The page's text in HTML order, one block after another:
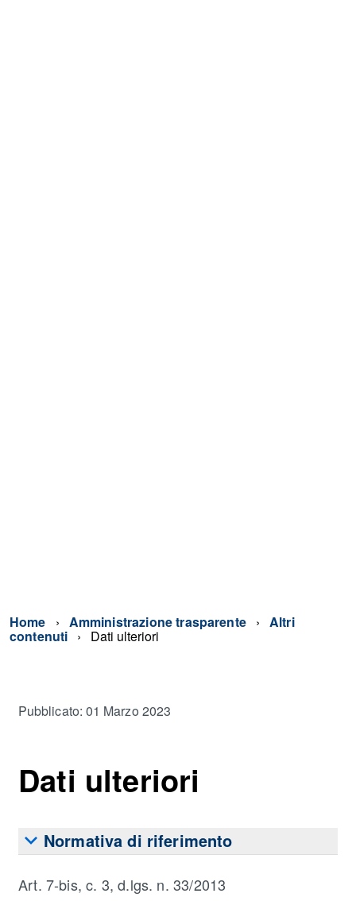
Home Amministrazione trasparente Altri
contenuti Dati ulteriori
Pubblicato: 01 Marzo 2023
Dati ulteriori
Normativa di riferimento
Art. 7-bis, c. 3, d.lgs. n. 33/2013